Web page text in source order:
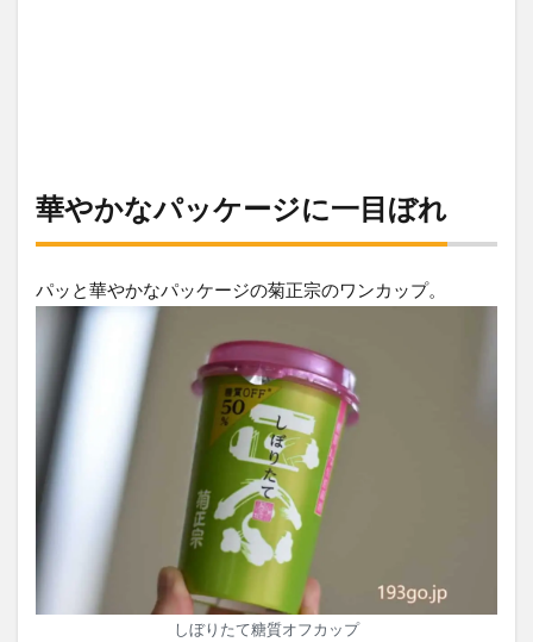
華やかなパッケージに一目ぼれ
パッと華やかなパッケージの菊正宗のワンカップ。
しぼりたて糖質オフカップ